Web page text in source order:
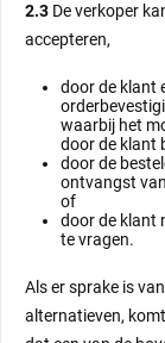
2.3 De verkoper
accepteren,
door de klant
waarbij het
door de klant
door de
ontvangst
of
door de klant
te vragen.
Als er sprake is
alternatieven,